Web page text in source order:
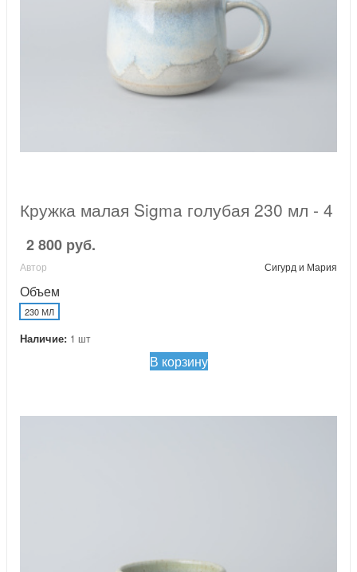
Кружка малая Sigma голубая 230 мл - 4
2 800 руб.
Автор Сигурд и Мария
Объем
230 МЛ
Наличие: 1 шт
В корзину